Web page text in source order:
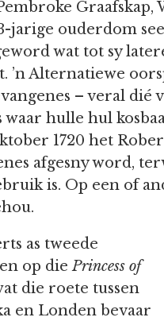
jarige ouderdom
wat tot sy
’n Alternatiewe
– veral
hulle hul
1720 het
afgesny word,
is. Op een of
as tweede
op diePrincess of
die roete tussen
en Londen bevaar